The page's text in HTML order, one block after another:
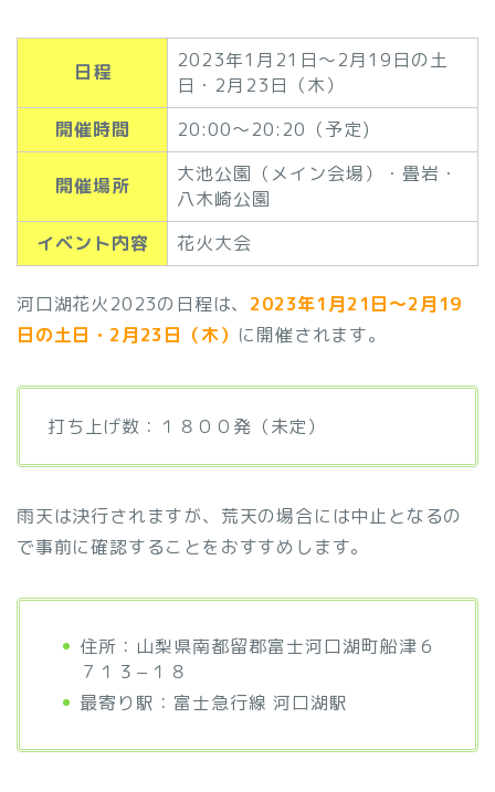
日程
2023年1月21日～2月19日の土
日・2月23日（木）
開催時間
20:00～20:20（予定)
開催場所
大池公園（メイン会場）・畳岩・
八木崎公園
イベント内容
花火大会
河口湖花火2023の日程は、 2023年1月21日～2月19
日の土日・2月23日（木） に開催されます。
打ち上げ数：１８００発（未定）
雨天は決行されますが、荒天の場合には中止となるの
で事前に確認することをおすすめします。
住所：山梨県南都留郡富士河口湖町船津６
７１３−１８
最寄り駅：富士急行線 河口湖駅